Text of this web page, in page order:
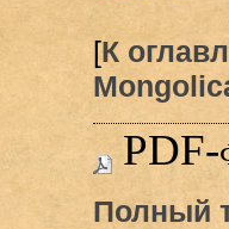
[К
PDF-
Полный